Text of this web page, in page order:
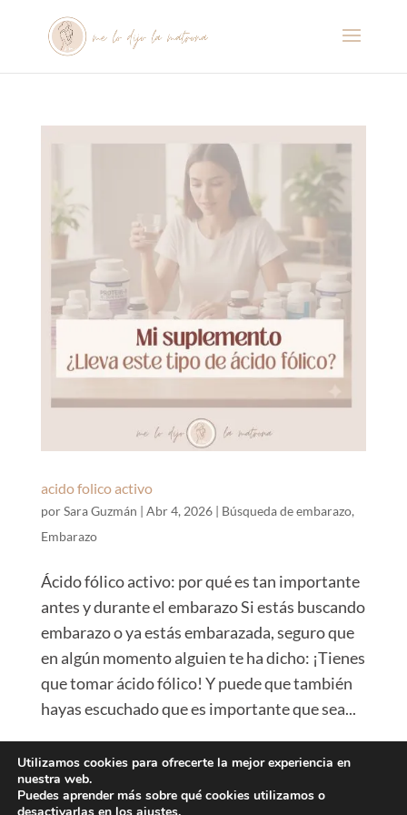
acido folico activo
porSara Guzmán | Abr 4, 2026| Búsqueda de embarazo,
Embarazo
Ácido fólico activo: por qué es tan importante
antes y durante el embarazo Si estás buscando
embarazo o ya estás embarazada, seguro que
en algún momento alguien te ha dicho: ¡Tienes
que tomar ácido fólico! Y puede que también
hayas escuchado que es importante que sea...
Cookies Privacidad Legalidad Condiciones
Utilizamos cookies para ofrecerte la mejor experiencia en
nuestra web.
Puedes aprender más sobre qué cookies utilizamos o